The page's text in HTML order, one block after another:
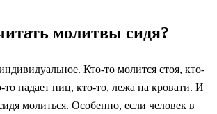
молитвы сидя?
Кто-то молится стоя, кто-
то падает ниц, кто-то, лежа на кровати. И
молиться. Особенно, если человек в